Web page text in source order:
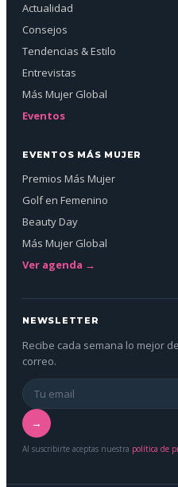
Actualidad
Consejos
Tendencias & Estilo
Entrevistas
Más Mujer Global
Eventos
EVENTOS MÁS MUJER
Premios Más Mujer
Golf en Femenino
Beauty Day
Más Mujer Global
Ver agenda →
NEWSLETTER
Recibe cada semana lo mejor
correo.
→
Al suscribirte aceptas nuestra política de